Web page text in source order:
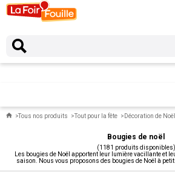
Tous nos produits Tout pour la fête Décoration de Noël
Bougies de noël
(1181 produits disponibles)
Les bougies de Noël apportent leur lumière vacillante et
saison. Nous vous proposons des bougies de Noël à